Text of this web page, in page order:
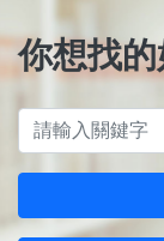
你想找的